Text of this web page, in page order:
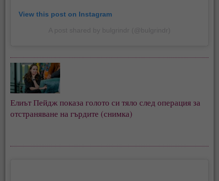
View this post on Instagram
Елиът Пейдж показа голото си тяло след операция за
отстраняване на гърдите (снимка)